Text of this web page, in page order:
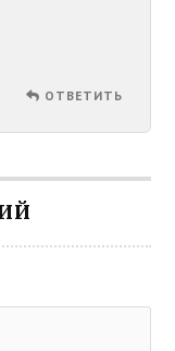
ОТВЕТИТЬ